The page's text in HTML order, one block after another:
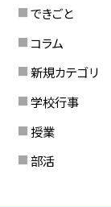
できごと
コラム
新規カテゴリ
学校行事
授業
部活